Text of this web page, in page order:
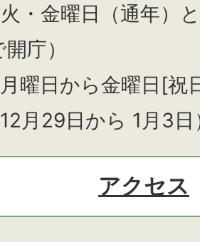
・金曜日（通年）と
庁）
曜日から金曜日[祝
月29日から 1月3
アクセス